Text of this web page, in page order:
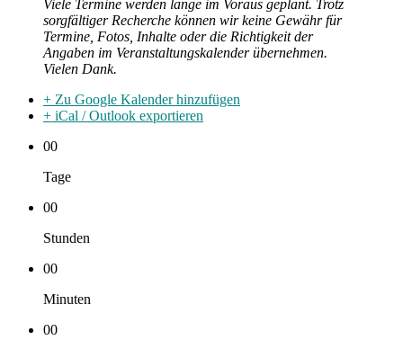
Viele Termine werden lange im Voraus geplant. Trotz
sorgfältiger Recherche können wir keine Gewähr für
Termine, Fotos, Inhalte oder die Richtigkeit der
Angaben im Veranstaltungskalender übernehmen.
Vielen Dank.
+ Zu Google Kalender hinzufügen
+ iCal / Outlook exportieren
00
Tage
00
Stunden
00
Minuten
00